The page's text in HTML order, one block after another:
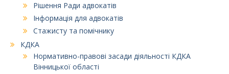
Рішення Ради адвокатів
Інформація для адвокатів
Стажисту та помічнику
КДКА
Нормативно-правові засади діяльності КДКА
Вінницької області